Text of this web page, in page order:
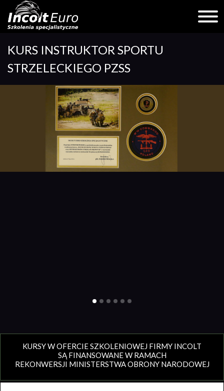
content
KURS INSTRUKTOR SPORTU
STRZELECKIEGO PZSS
KURSY W OFERCIE SZKOLENIOWEJ FIRMY INCOLT
SĄ FINANSOWANE W RAMACH
REKONWERSJI MINISTERSTWA OBRONY NARODOWEJ